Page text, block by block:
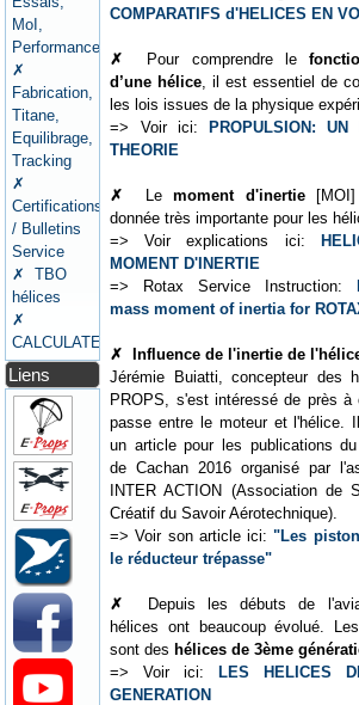
MoI,
Performances
✗
Fabrication,
Titane,
Equilibrage,
Tracking
✗
Certifications
/ Bulletins
Service
✗ TBO
hélices
✗
CALCULATEURS
Liens
COMPARATIFS d'HELICES EN
✗ Pour comprendre le
d’une hélice , il est essentiel de
les lois issues de la physique
=> Voir ici: PROPULSION:
THEORIE
✗ Lemoment d'inertie[MOI]
donnée très importante pour les
=> Voir explications ici:
MOMENT D'INERTIE
=> Rotax Service Instruction:
mass moment of inertia for
✗
Influence de l'inertie de
Jérémie Buiatti, concepteur des
PROPS, s'est intéressé de près à
passe entre le moteur et l'hélice.
un article pour les publications du
de Cachan 2016 organisé par
INTER ACTION (Association de
Créatif du Savoir Aérotechnique).
=> Voir son article ici:"Les
le réducteur trépasse"
✗
Depuis les débuts de
hélices ont beaucoup évolué.
sont deshélices de 3ème
=> Voir ici: LES HELICES
GENERATION